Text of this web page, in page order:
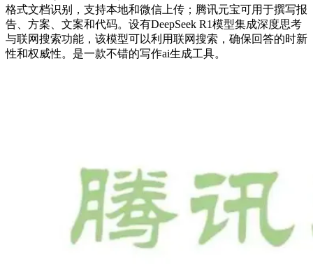
格式文档识别，支持本地和微信上传；腾讯元宝可用于撰写报
告、方案、文案和代码。设有DeepSeek R1模型集成深度思考
与联网搜索功能，该模型可以利用联网搜索，确保回答的时新
性和权威性。是一款不错的写作ai生成工具。